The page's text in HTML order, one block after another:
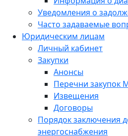
Уведомления о
Часто задаваемые
Юридическим лицам
Личный кабинет
Закупки
Анонсы
Перечни закупок
Извещения
Договоры
Порядок заключения
энергоснабжения